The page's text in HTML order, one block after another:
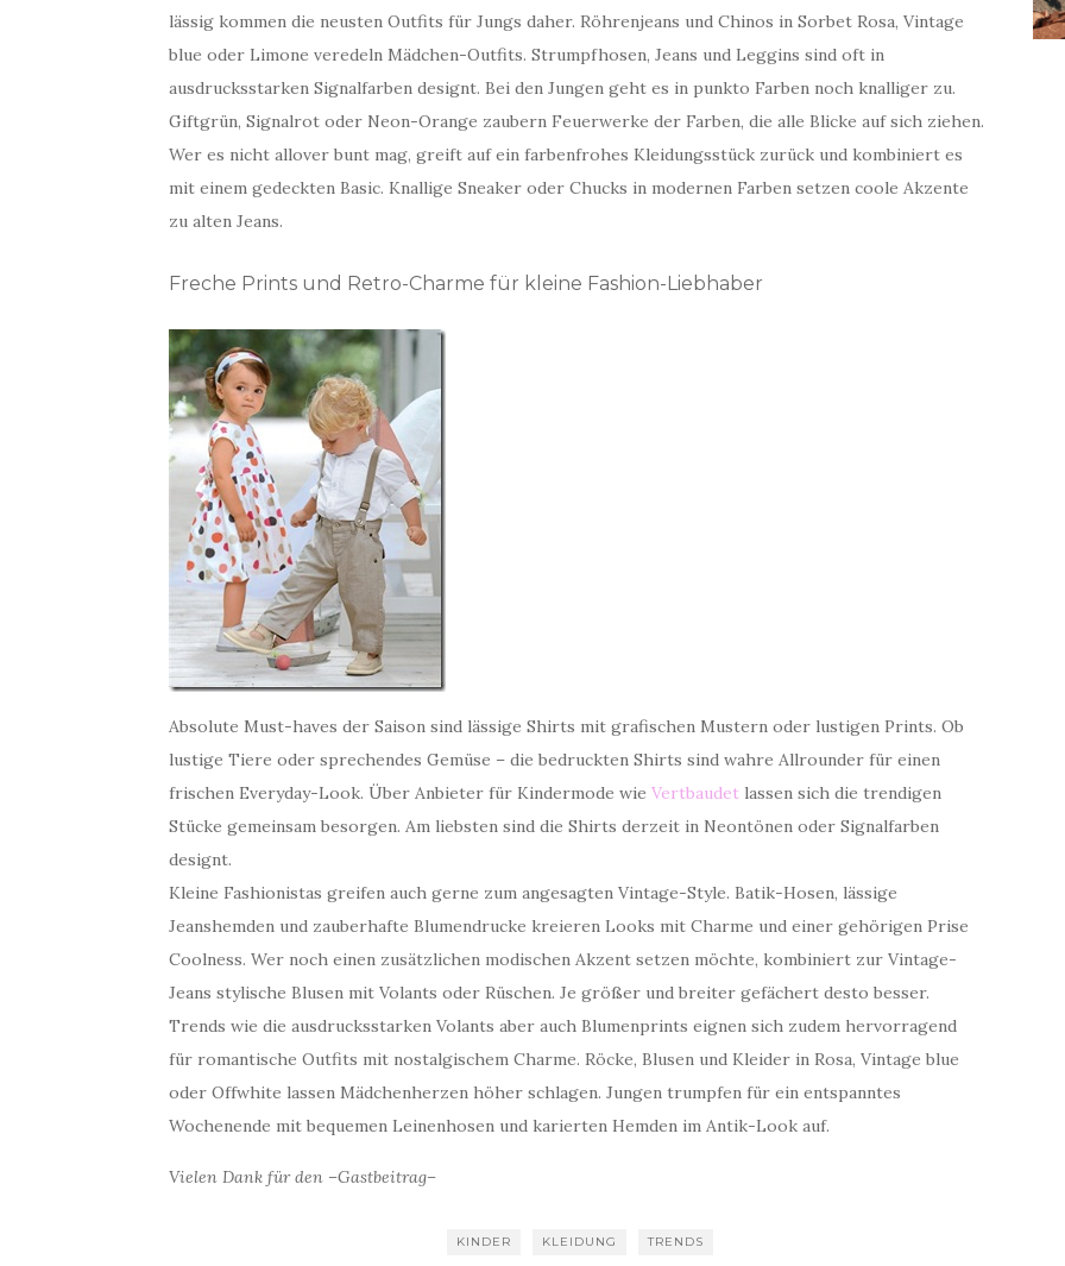
lässig kommen die neusten Outfits für Jungs daher. Röhrenjeans und Chinos in Sorbet Rosa, Vintage
blue oder Limone veredeln Mädchen-Outfits. Strumpfhosen, Jeans und Leggins sind oft in
ausdrucksstarken Signalfarben designt. Bei den Jungen geht es in punkto Farben noch knalliger zu.
Giftgrün, Signalrot oder Neon-Orange zaubern Feuerwerke der Farben, die alle Blicke auf sich ziehen.
Wer es nicht allover bunt mag, greift auf ein farbenfrohes Kleidungsstück zurück und kombiniert es
mit einem gedeckten Basic. Knallige Sneaker oder Chucks in modernen Farben setzen coole Akzente
zu alten Jeans.
Freche Prints und Retro-Charme für kleine Fashion-Liebhaber
Absolute Must-haves der Saison sind lässige Shirts mit grafischen Mustern oder lustigen Prints. Ob
lustige Tiere oder sprechendes Gemüse – die bedruckten Shirts sind wahre Allrounder für einen
frischen Everyday-Look. Über Anbieter für Kindermode wie Vertbaudet lassen sich die trendigen
Stücke gemeinsam besorgen. Am liebsten sind die Shirts derzeit in Neontönen oder Signalfarben
designt.
Kleine Fashionistas greifen auch gerne zum angesagten Vintage-Style. Batik-Hosen, lässige
Jeanshemden und zauberhafte Blumendrucke kreieren Looks mit Charme und einer gehörigen Prise
Coolness. Wer noch einen zusätzlichen modischen Akzent setzen möchte, kombiniert zur Vintage-
Jeans stylische Blusen mit Volants oder Rüschen. Je größer und breiter gefächert desto besser.
Trends wie die ausdrucksstarken Volants aber auch Blumenprints eignen sich zudem hervorragend
für romantische Outfits mit nostalgischem Charme. Röcke, Blusen und Kleider in Rosa, Vintage blue
oder Offwhite lassen Mädchenherzen höher schlagen. Jungen trumpfen für ein entspanntes
Wochenende mit bequemen Leinenhosen und karierten Hemden im Antik-Look auf.
Vielen Dank für den –Gastbeitrag–
KINDER KLEIDUNG TRENDS